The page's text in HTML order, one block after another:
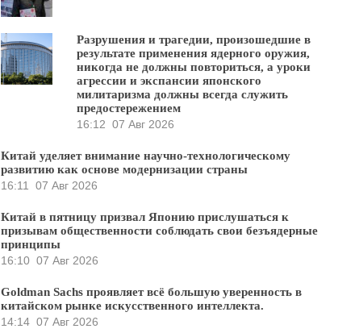
Разрушения и трагедии, произошедшие в
результате применения ядерного оружия,
никогда не должны повториться, а уроки
агрессии и экспансии японского
милитаризма должны всегда служить
предостережением
16:12 07 Авг 2026
Китай уделяет внимание научно-технологическому
развитию как основе модернизации страны
16:11
07 Авг 2026
Китай в пятницу призвал Японию прислушаться к
призывам общественности соблюдать свои безъядерные
принципы
16:10 07 Авг 2026
Goldman Sachs проявляет всё большую уверенность в
китайском рынке искусственного интеллекта.
14:14 07 Авг 2026